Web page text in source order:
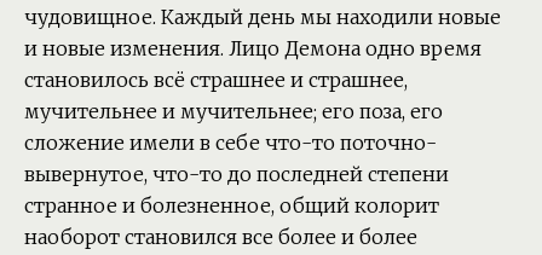
чудовищное. Каждый день мы находили новые
и новые изменения. Лицо Демона одно время
становилось всё страшнее и страшнее,
мучительнее и мучительнее; его поза, его
сложение имели в себе что-то поточно-
вывернутое, что-то до последней степени
странное и болезненное, общий колорит
наоборот становился все более и более